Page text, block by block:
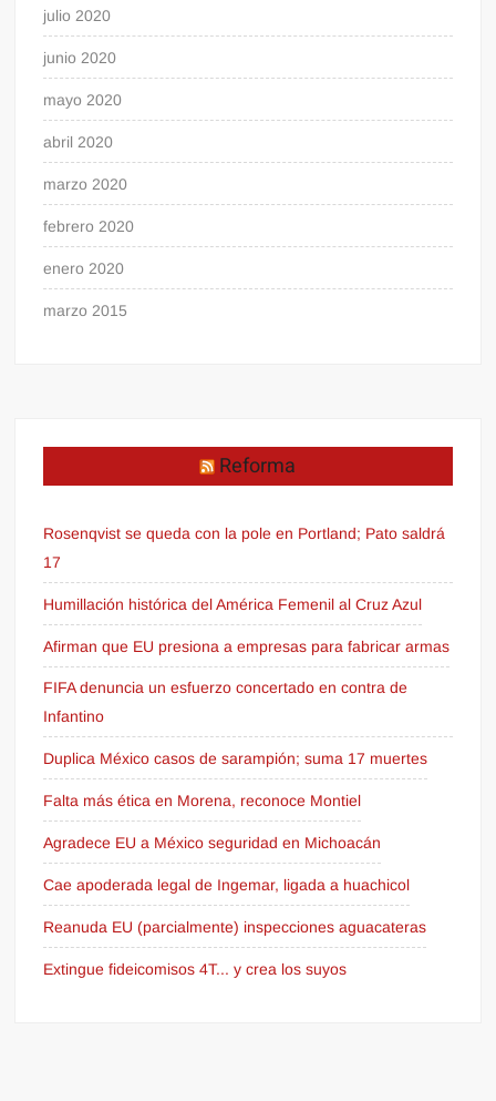
julio 2020
junio 2020
mayo 2020
abril 2020
marzo 2020
febrero 2020
enero 2020
marzo 2015
Reforma
Rosenqvist se queda con la pole en Portland; Pato saldrá
17
Humillación histórica del América Femenil al Cruz Azul
Afirman que EU presiona a empresas para fabricar armas
FIFA denuncia un esfuerzo concertado en contra de
Infantino
Duplica México casos de sarampión; suma 17 muertes
Falta más ética en Morena, reconoce Montiel
Agradece EU a México seguridad en Michoacán
Cae apoderada legal de Ingemar, ligada a huachicol
Reanuda EU (parcialmente) inspecciones aguacateras
Extingue fideicomisos 4T... y crea los suyos